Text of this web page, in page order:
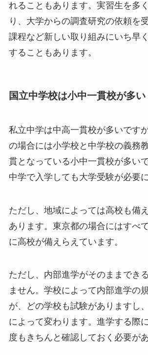
れることもあります。実習生を多
り、大学からの調査研究の依頼を
課程など新しい取り組みにいち早
することもあります。
国立中学校は小中一貫校が多い
私立中学は中高一貫校が多いです
の場合には小学校と中学校の義務
貫となっている小中一貫校が多い
中学で入学しても大学受験が必要
ただし、地域によっては高校も備
あります。東京都の場合にはすべ
に高校が備えらえています。
ただし、内部進学がそのままでき
ません。学校によって内部進学の
が、どの学校も試験がありますし
によって変わります。進学する際
度もきちんと確認しておく必要が